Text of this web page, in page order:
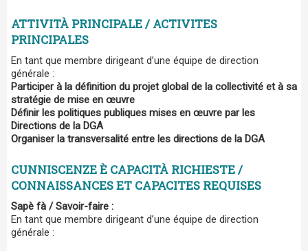
ATTIVITÀ PRINCIPALE / ACTIVITES
PRINCIPALES
En tant que membre dirigeant d’une équipe de direction
générale :
Participer à la définition du projet global de la collectivité et à sa
stratégie de mise en œuvre
Définir les politiques publiques mises en œuvre par les
Directions de la DGA
Organiser la transversalité entre les directions de la DGA
CUNNISCENZE È CAPACITÀ RICHIESTE /
CONNAISSANCES ET CAPACITES REQUISES
Sapè fà / Savoir-faire :
En tant que membre dirigeant d’une équipe de direction
générale :